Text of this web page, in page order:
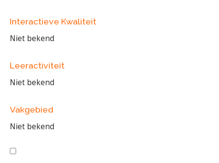
Interactieve Kwaliteit
Niet bekend
Leeractiviteit
Niet bekend
Vakgebied
Niet bekend